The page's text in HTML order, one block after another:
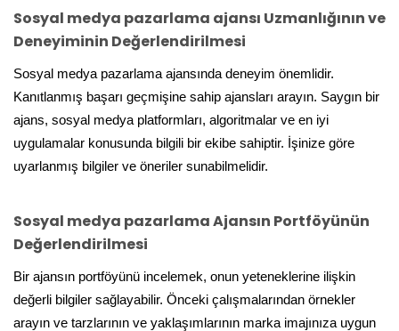
Sosyal medya pazarlama ajansı Uzmanlığının ve
Deneyiminin Değerlendirilmesi
Sosyal medya pazarlama ajansında deneyim önemlidir.
Kanıtlanmış başarı geçmişine sahip ajansları arayın. Saygın bir
ajans, sosyal medya platformları, algoritmalar ve en iyi
uygulamalar konusunda bilgili bir ekibe sahiptir. İşinize göre
uyarlanmış bilgiler ve öneriler sunabilmelidir.
Sosyal medya pazarlama Ajansın Portföyünün
Değerlendirilmesi
Bir ajansın portföyünü incelemek, onun yeteneklerine ilişkin
değerli bilgiler sağlayabilir. Önceki çalışmalarından örnekler
arayın ve tarzlarının ve yaklaşımlarının marka imajınıza uygun